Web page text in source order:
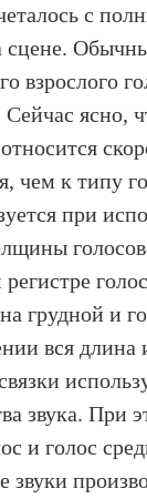
с
взрослого
Сейчас ясно,
чем к типу
при
грудной и
вся длина
звука. При
и голос